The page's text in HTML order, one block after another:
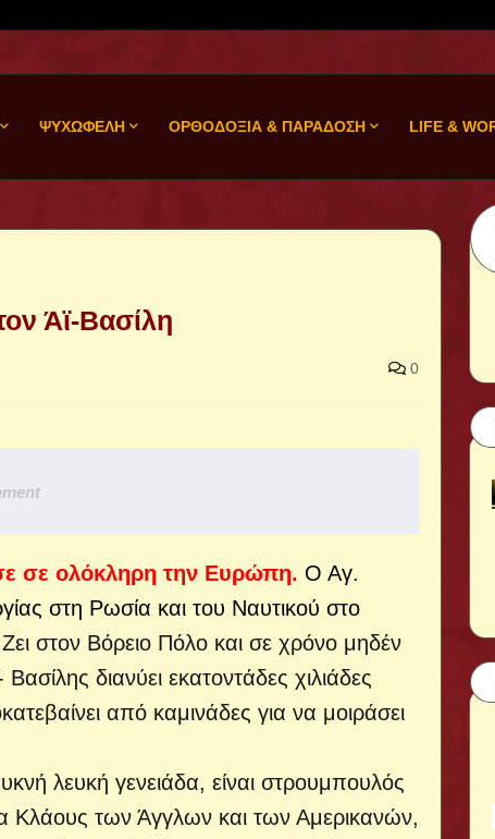
ΨΥΧΩΦΕΛΗ ΟΡΘΟΔΟΞΙΑ & ΠΑΡΑΔΟΣΗ LIFE &
Άϊ-Βασίλη
0
σε ολόκληρη την Ευρώπη. Ο Αγ.
στη Ρωσία και του Ναυτικού στο
Ζει στον Βόρειο Πόλο και σε χρόνο μηδέν
διανύει εκατοντάδες χιλιάδες
από καμινάδες για να μοιράσει
λευκή γενειάδα, είναι στρουμπουλός
Κλάους των Άγγλων και των Αμερικανών,